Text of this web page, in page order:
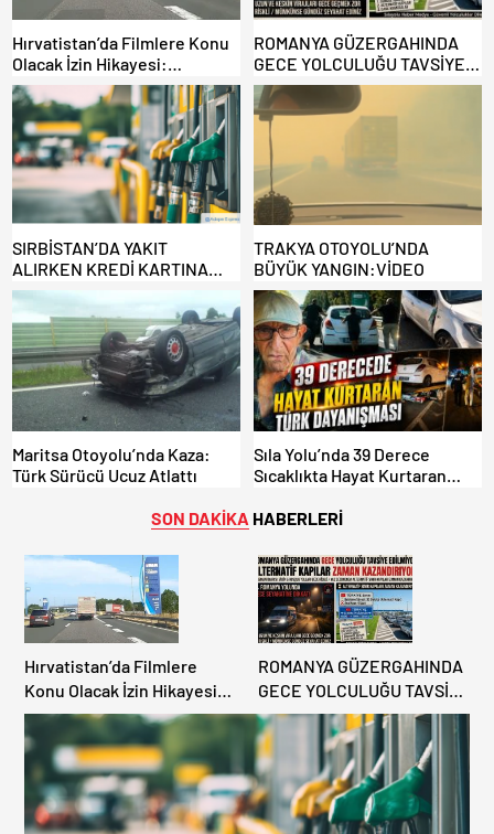
Hırvatistan’da Filmlere Konu
Olacak İzin Hikayesi:
Benzinlikte Eşini Unuttu!
ROMANYA GÜZERGAHINDA
GECE YOLCULUĞU TAVSİYE
EDİLMİYOR: ALTERNATİF
KAPILAR ZAMAN
KAZANDIRIYOR!
SIRBİSTAN’DA YAKIT
ALIRKEN KREDİ KARTINA
DİKKAT: MAĞDUR OLMAYIN!
TRAKYA OTOYOLU’NDA
BÜYÜK YANGIN:VİDEO
Maritsa Otoyolu’nda Kaza:
Türk Sürücü Ucuz Atlattı
Sıla Yolu’nda 39 Derece
Sıcaklıkta Hayat Kurtaran
SON DAKİKA HABERLERİ
Hırvatistan’da Filmlere
Konu Olacak İzin Hikayesi:
Benzinlikte Eşini Unuttu!
ROMANYA GÜZERGAHINDA
GECE YOLCULUĞU TAVSİYE
EDİLMİYOR: ALTERNATİF
KAPILAR ZAMAN
KAZANDIRIYOR!